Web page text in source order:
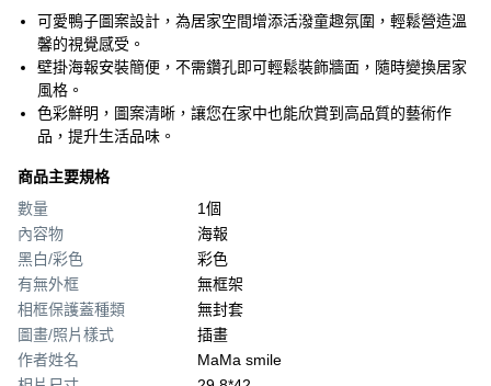
可愛鴨子圖案設計，為居家空間增添活潑童趣氛圍，輕鬆營造溫
馨的視覺感受。
壁掛海報安裝簡便，不需鑽孔即可輕鬆裝飾牆面，隨時變換居家
風格。
色彩鮮明，圖案清晰，讓您在家中也能欣賞到高品質的藝術作
品，提升生活品味。
商品主要規格
數量
1個
內容物
海報
黑白/彩色
彩色
有無外框
無框架
相框保護蓋種類
無封套
圖畫/照片樣式
插畫
作者姓名
MaMa smile